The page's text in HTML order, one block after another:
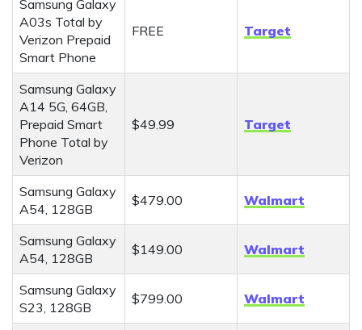
Samsung Galaxy
A03s Total by
Verizon Prepaid
Smart Phone
FREE Target
Samsung Galaxy
A14 5G, 64GB,
Prepaid Smart
Phone Total by
Verizon
$49.99 Target
Samsung Galaxy
A54, 128GB
$479.00 Walmart
Samsung Galaxy
A54, 128GB
$149.00 Walmart
Samsung Galaxy
S23, 128GB
$799.00 Walmart